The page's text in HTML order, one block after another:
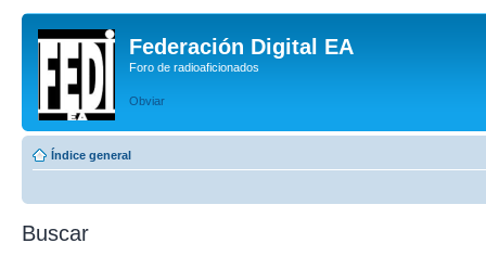
Federación Digital EA
Foro de radioaficionados
Obviar
Índice general
Buscar